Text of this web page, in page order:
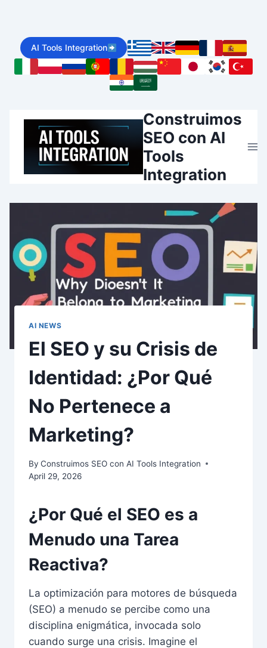
content
AI Tools Integration
Construimos
SEO con AI
Tools
Integration
AI NEWS
El SEO y su Crisis de
Identidad: ¿Por Qué
No Pertenece a
Marketing?
By Construimos SEO con AI Tools Integration
April 29, 2026
¿Por Qué el SEO es a
Menudo una Tarea
Reactiva?
La optimización para motores de búsqueda
(SEO) a menudo se percibe como una
disciplina enigmática, invocada solo
cuando surge una crisis. Imagine el